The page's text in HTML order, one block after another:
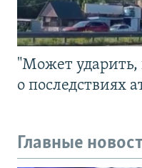
"Может ударить,
о последствиях
Главные